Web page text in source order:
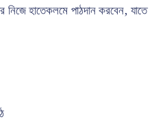
নিজে হাতেকলমে পাঠদান করবেন, যাতে